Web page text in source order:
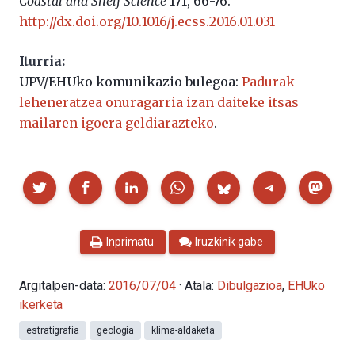
http://dx.doi.org/10.1016/j.ecss.2016.01.031
Iturria:
UPV/EHUko komunikazio bulegoa: Padurak
leheneratzea onuragarria izan daiteke itsas
mailaren igoera geldiarazteko.
Partekatu
Inprimatu Iruzkinik gabe
Argitalpen-data: 2016/07/04 · Atala: Dibulgazioa, EHUko
ikerketa
estratigrafia geologia klima-aldaketa